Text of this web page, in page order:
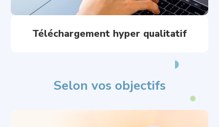
Téléchargement hyper qualitatif
Selon vos objectifs